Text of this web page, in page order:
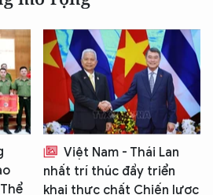
Việt Nam - Thái Lan
nhất trí thúc đẩy triển
khai thực chất Chiến lược